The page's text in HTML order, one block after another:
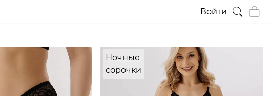
Войти
Ночные
сорочки